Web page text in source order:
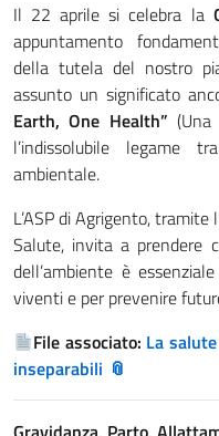
Il 22 aprile si celebra la
appuntamento
della tutela del nostro
assunto un significato
Earth, One Health”
l’indissolubile legame
ambientale.
L’ASP di Agrigento, tramite
Salute, invita a prendere
dell’ambiente è
viventi e per prevenire
File associato: La
inseparabili